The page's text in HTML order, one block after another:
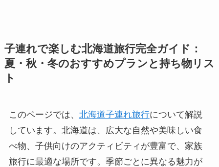
子連れで楽しむ北海道旅行完全ガイド：
夏・秋・冬のおすすめプランと持ち物リス
ト
このページでは、 北海道子連れ旅行について解説
しています。北海道は、広大な自然や美味しい食
べ物、子供向けのアクティビティが豊富で、家族
旅行に最適な場所です。季節ごとに異なる魅力が